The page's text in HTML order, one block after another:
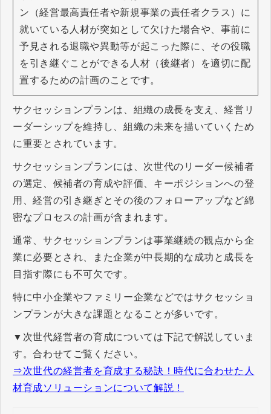
ン（経営最高責任者や新規事業の責任者クラス）に
就いている人材が突如として欠けた場合や、事前に
予見される退職や異動等が起こった際に、その役職
を引き継ぐことができる人材（後継者）を適切に配
置するための計画のことです。
サクセッションプランは、組織の成長を支え、経営リ
ーダーシップを維持し、組織の未来を描いていくため
に重要とされています。
サクセッションプランには、次世代のリーダー候補者
の選定、候補者の育成や評価、キーポジションへの登
用、経営の引き継ぎとその後のフォローアップなど綿
密なプロセスの計画が含まれます。
通常、サクセッションプランは事業継続の観点から企
業に必要とされ、また企業が中長期的な成功と成長を
目指す際にも不可欠です。
特に中小企業やファミリー企業などではサクセッショ
ンプランが大きな課題となることが多いです。
▼次世代経営者の育成については下記で解説していま
す。合わせてご覧ください。
⇒次世代の経営者を育成する秘訣！時代に合わせた人
材育成ソリューションについて解説！